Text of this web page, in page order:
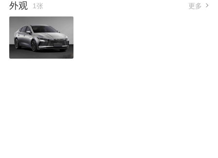
外观 1张 更多